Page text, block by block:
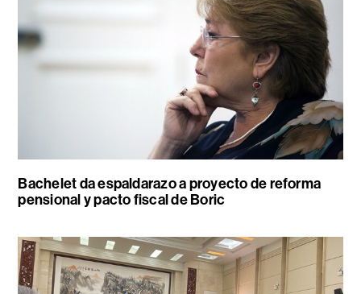
Bachelet da espaldarazo a proyecto de reforma
pensional y pacto fiscal de Boric